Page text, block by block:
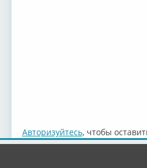
Авторизуйтесь, чтобы